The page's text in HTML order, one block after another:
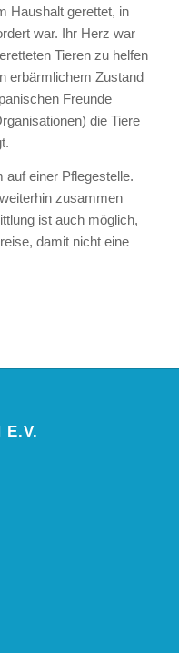
Haushalt gerettet, in
war. Ihr Herz war
Tieren zu helfen
erbärmlichem Zustand
Freunde
die Tiere
auf einer Pflegestelle.
zusammen
ist auch möglich,
damit nicht eine
E.V.